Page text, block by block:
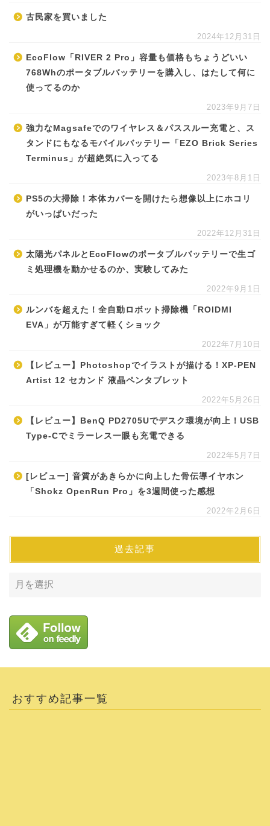
古民家を買いました
2024年12月31日
EcoFlow「RIVER 2 Pro」容量も価格もちょうどいい
768Whのポータブルバッテリーを購入し、はたして何に
使ってるのか
2023年9月7日
強力なMagsafeでのワイヤレス＆パススルー充電と、ス
タンドにもなるモバイルバッテリー「EZO Brick Series
Terminus」が超絶気に入ってる
2023年8月1日
PS5の大掃除！本体カバーを開けたら想像以上にホコリ
がいっぱいだった
2022年12月31日
太陽光パネルとEcoFlowのポータブルバッテリーで生ゴ
ミ処理機を動かせるのか、実験してみた
2022年9月1日
ルンバを超えた！全自動ロボット掃除機「ROIDMI
EVA」が万能すぎて軽くショック
2022年7月10日
【レビュー】Photoshopでイラストが描ける！XP-PEN
Artist 12 セカンド 液晶ペンタブレット
2022年5月26日
【レビュー】BenQ PD2705Uでデスク環境が向上！USB
Type-Cでミラーレス一眼も充電できる
2022年5月7日
[レビュー] 音質があきらかに向上した骨伝導イヤホン
「Shokz OpenRun Pro」を3週間使った感想
2022年2月6日
過去記事
おすすめ記事一覧